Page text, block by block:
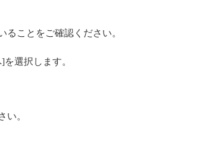
ることをご確認ください。
選択します。
い。